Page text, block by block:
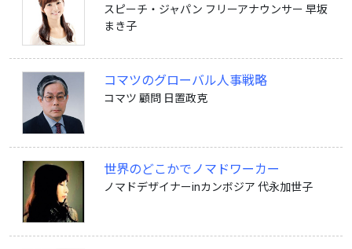
スピーチ・ジャパン フリーアナウンサー 早坂
まき子
コマツのグローバル人事戦略
コマツ 顧問 日置政克
世界のどこかでノマドワーカー
ノマドデザイナーinカンボジア 代永加世子